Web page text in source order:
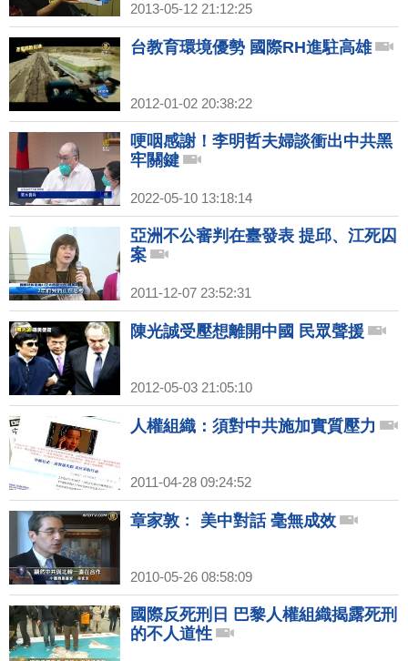
2013-05-12 21:12:25
台教育環境優勢 國際RH進駐高雄
2012-01-02 20:38:22
哽咽感謝！李明哲夫婦談衝出中共黑
牢關鍵
2022-05-10 13:18:14
亞洲不公審判在臺發表 提邱、江死囚
案
2011-12-07 23:52:31
陳光誠受壓想離開中國 民眾聲援
2012-05-03 21:05:10
人權組織：須對中共施加實質壓力
2011-04-28 09:24:52
章家敦﹕ 美中對話 毫無成效
2010-05-26 08:58:09
國際反死刑日 巴黎人權組織揭露死刑
的不人道性